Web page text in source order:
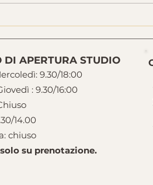
un aiuto concreto
DI APERTURA STUDIO
9.30/18:00
: 9.30/16:00
14.00
chiuso
su prenotazione.